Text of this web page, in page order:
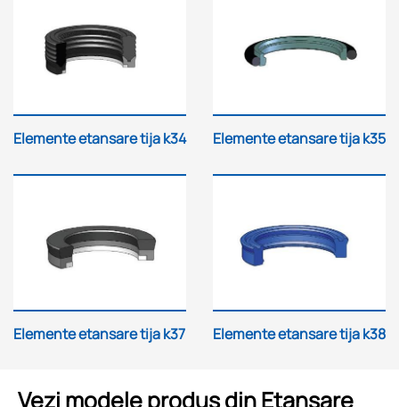
Elemente etansare tija k34 Elemente etansare tija k35
Elemente etansare tija k37 Elemente etansare tija k38
Vezi modele produs din Etansare